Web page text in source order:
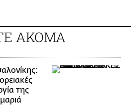
ΑΚΟΜΑ
της